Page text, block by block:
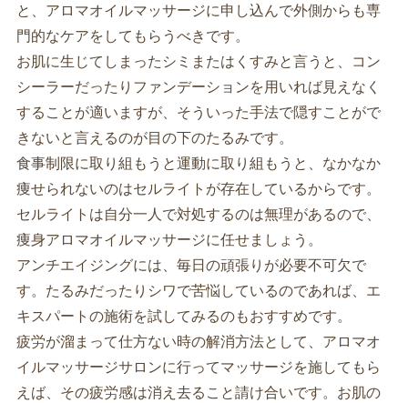
と、アロマオイルマッサージに申し込んで外側からも専
門的なケアをしてもらうべきです。
お肌に生じてしまったシミまたはくすみと言うと、コン
シーラーだったりファンデーションを用いれば見えなく
することが適いますが、そういった手法で隠すことがで
きないと言えるのが目の下のたるみです。
食事制限に取り組もうと運動に取り組もうと、なかなか
痩せられないのはセルライトが存在しているからです。
セルライトは自分一人で対処するのは無理があるので、
痩身アロマオイルマッサージに任せましょう。
アンチエイジングには、毎日の頑張りが必要不可欠で
す。たるみだったりシワで苦悩しているのであれば、エ
キスパートの施術を試してみるのもおすすめです。
疲労が溜まって仕方ない時の解消方法として、アロマオ
イルマッサージサロンに行ってマッサージを施してもら
えば、その疲労感は消え去ること請け合いです。お肌の